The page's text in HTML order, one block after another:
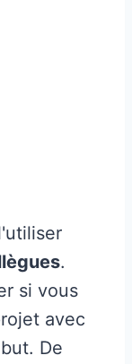
.
si vous
avec
De